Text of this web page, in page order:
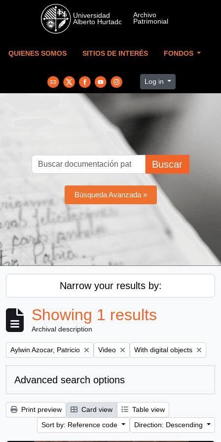
Skip to main content
QUIENES SOMOS SITIOS DE INTERÉS FONDOS
Log in
Buscar
Búsqueda Avanzada »
Narrow your results by:
Showing 1 results
Archival description
Remove filter:
Aylwin Azocar, Patricio Remove filter:
Video Remove filter:
With digital objects
Advanced search options
Print preview Card view
Table view
Sort by: Reference code
Direction: Descending